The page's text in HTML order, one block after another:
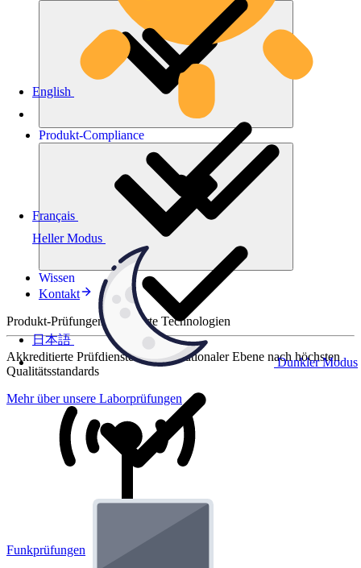
Heller Modus
Dunkler Modus
English
Français
日本語
Produkt-Compliance
Wissen
Kontakt
Produkt-Prüfungen für smarte Technologien
Akkreditierte Prüfdienste auf internationaler Ebene nach höchsten
Qualitätsstandards
Mehr über unsere Laborprüfungen
Funkprüfungen